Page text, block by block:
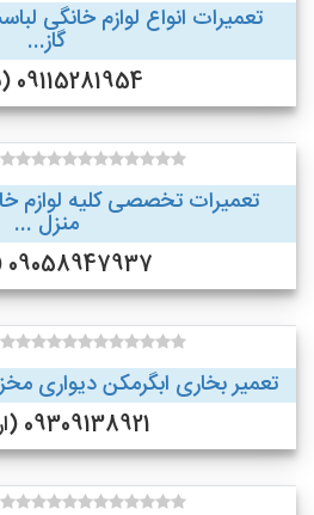
تعمیرات انواع لوازم خانگی
گاز...
09115281954 (بافق )
تعمیرات تخصصی کلیه لوازم
منزل ...
09058947937 (مِیبُد )
تعمیر بخاری ابگرمکن دیواری
09309138921 (اردکان )